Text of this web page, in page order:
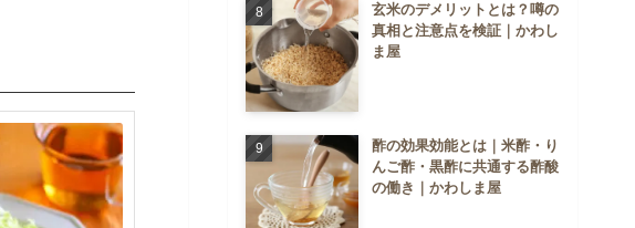
玄米のデメリットとは？噂の
真相と注意点を検証｜かわし
ま屋
酢の効果効能とは｜米酢・り
んご酢・黒酢に共通する酢酸
の働き｜かわしま屋